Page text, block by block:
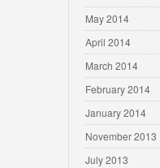
May 2014
April 2014
March 2014
February 2014
January 2014
November 2013
July 2013